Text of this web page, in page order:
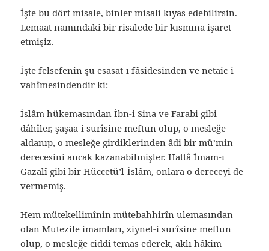
İşte bu dört misale, binler misali kıyas edebilirsin.
Lemaat namındaki bir risalede bir kısmına işaret
etmişiz.
İşte felsefenin şu esasat-ı fâsidesinden ve netaic-i
vahîmesindendir ki:
İslâm hükemasından İbn-i Sina ve Farabi gibi
dâhîler, şaşaa-i surîsine meftun olup, o mesleğe
aldanıp, o mesleğe girdiklerinden âdi bir mü’min
derecesini ancak kazanabilmişler. Hattâ İmam-ı
Gazalî gibi bir Hüccetü’l-İslâm, onlara o dereceyi de
vermemiş.
Hem mütekellimînin mütebahhirîn ulemasından
olan Mutezile imamları, ziynet-i surîsine meftun
olup, o mesleğe ciddi temas ederek, aklı hâkim